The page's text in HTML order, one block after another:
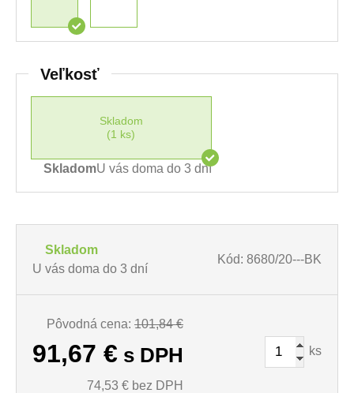
Veľkosť
Skladom
(1 ks)
SkladomU vás doma do 3 dní
Skladom
U vás doma do 3 dní
Kód: 8680/20---BK
Pôvodná cena: 101,84 €
91,67 € s DPH
74,53 € bez DPH
ks